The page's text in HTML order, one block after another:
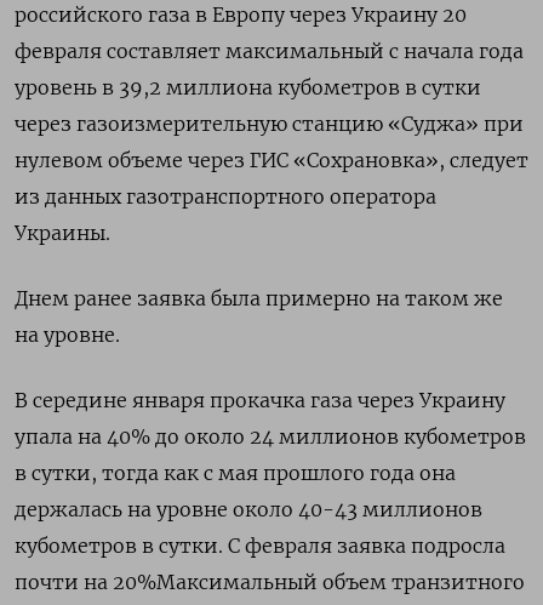
российского газа в Европу через Украину 20
февраля составляет максимальный с начала года
уровень в 39,2 миллиона кубометров в сутки
через газоизмерительную станцию «Суджа» при
нулевом объеме через ГИС «Сохрановка», следует
из данных газотранспортного оператора
Украины.
Днем ранее заявка была примерно на таком же
на уровне.
В середине января прокачка газа через Украину
упала на 40% до около 24 миллионов кубометров
в сутки, тогда как с мая прошлого года она
держалась на уровне около 40-43 миллионов
кубометров в сутки. С февраля заявка подросла
почти на 20%Максимальный объем транзитного